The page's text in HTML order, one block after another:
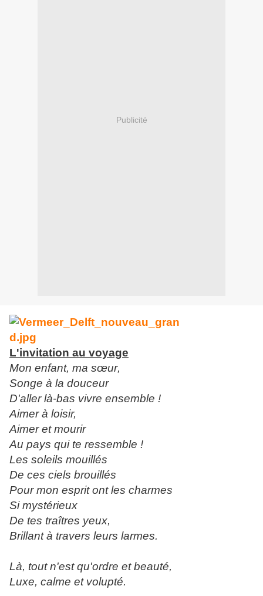
Publicité
L'invitation au voyage
Mon enfant, ma sœur,
Songe à la douceur
D'aller là-bas vivre ensemble !
Aimer à loisir,
Aimer et mourir
Au pays qui te ressemble !
Les soleils mouillés
De ces ciels brouillés
Pour mon esprit ont les charmes
Si mystérieux
De tes traîtres yeux,
Brillant à travers leurs larmes.
Là, tout n'est qu'ordre et beauté,
Luxe, calme et volupté.